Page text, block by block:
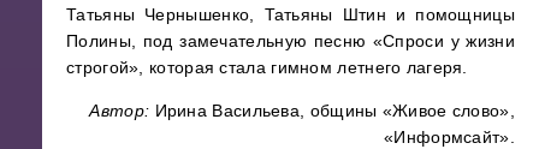
Татьяны Чернышенко, Татьяны Штин и помощницы
Полины, под замечательную песню «Спроси у жизни
строгой», которая стала гимном летнего лагеря.
Автор: Ирина Васильева, общины «Живое слово»,
«Информсайт».